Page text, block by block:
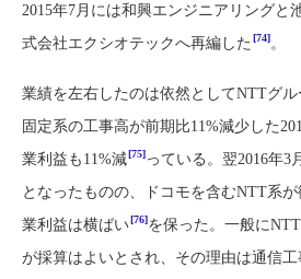
2015年7月には和興エンジニアリングと
式会社エクシオテックへ再編した [74]。
業績を左右したのは依然としてNTTグ
固定系の工事高が前期比11%減少した
業利益も11%減[75]っている。翌2016年3
となったものの、ドコモを含むNTT系
業利益は横ばい[76]を保った。一般に
が採算はよいとされ、その理由は通信工